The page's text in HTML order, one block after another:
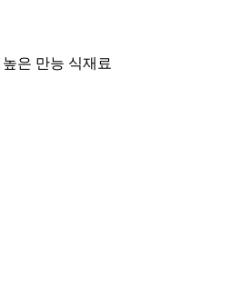
은 만능 식재료